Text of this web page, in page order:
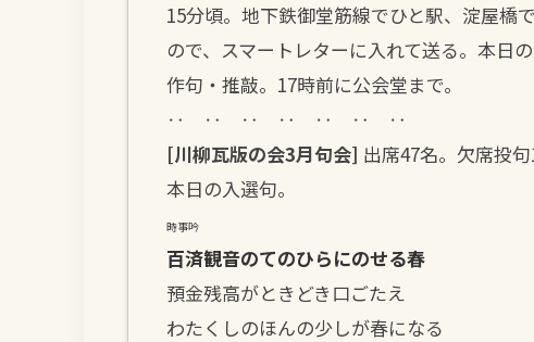
15分頃。地下鉄御堂筋線でひと駅、淀屋橋
ので、スマートレターに入れて送る。本日
作句・推敲。17時前に公会堂まで。
‥ ‥ ‥ ‥ ‥ ‥ ‥
[川柳瓦版の会3月句会] 出席47名。欠席投句
本日の入選句。
時事吟
百済観音のてのひらにのせる春
預金残高がときどき口ごたえ
わたくしのほんの少しが春になる